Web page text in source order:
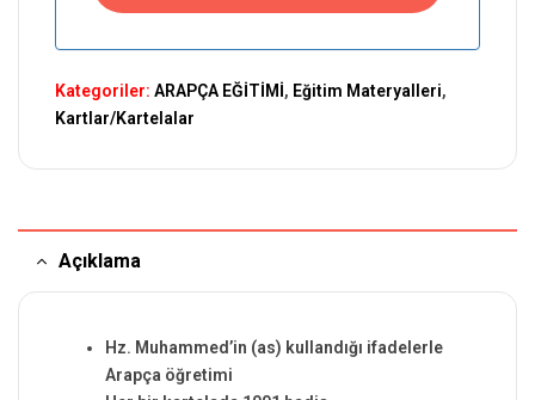
Kategoriler: ARAPÇA EĞİTİMİ, Eğitim Materyalleri,
Kartlar/Kartelalar
Açıklama
Hz. Muhammed’in (as) kullandığı ifadelerle
Arapça öğretimi